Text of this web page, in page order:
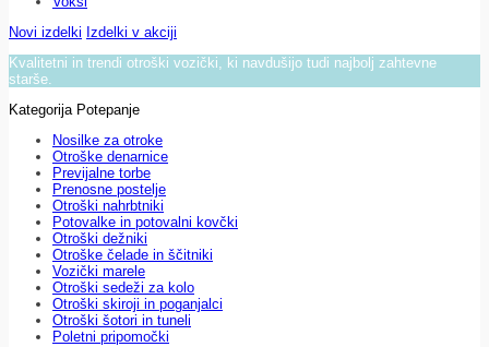
Novi izdelki Izdelki v akciji
Kvalitetni in trendi otroški vozički, ki navdušijo tudi najbolj zahtevne
starše.
Kategorija Potepanje
Nosilke za otroke
Otroške denarnice
Previjalne torbe
Prenosne postelje
Otroški nahrbtniki
Potovalke in potovalni kovčki
Otroški dežniki
Otroške čelade in ščitniki
Vozički marele
Otroški sedeži za kolo
Otroški skiroji in poganjalci
Otroški šotori in tuneli
Poletni pripomočki